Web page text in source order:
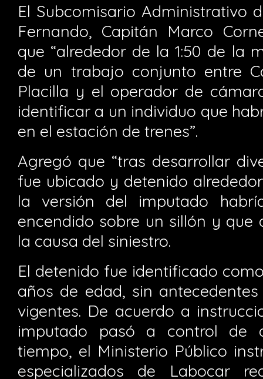
El Subcomisario Administrativo
Fernando, Capitán Marco
que “alrededor de la 1:50 de la
de un trabajo conjunto entre
Placilla y el operador de
identificar a un individuo que
en el estación de trenes”.
Agregó que “tras desarrollar
fue ubicado y detenido
la versión del imputado
encendido sobre un sillón y que
la causa del siniestro.
El detenido fue identificado como
años de edad, sin
vigentes. De acuerdo a
imputado pasó a control de
tiempo, el Ministerio Público
especializados de Labocar